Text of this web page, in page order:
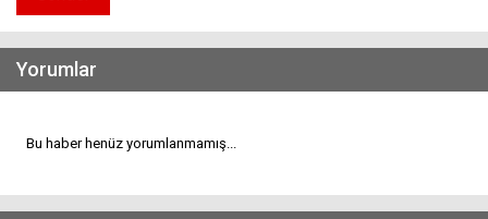
Yorumlar
Bu haber henüz yorumlanmamış...